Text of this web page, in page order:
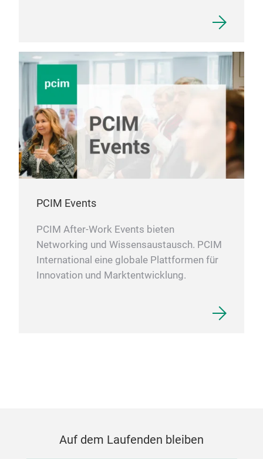
PCIM Events
PCIM After-Work Events bieten
Networking und Wissensaustausch. PCIM
International eine globale Plattformen für
Innovation und Marktentwicklung.
Auf dem Laufenden bleiben